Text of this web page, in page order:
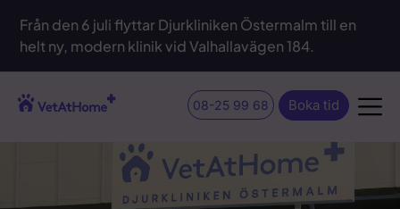
Från den 6 juli flyttar Djurkliniken Östermalm till en
helt ny, modern klinik vid Valhallavägen 184.
08-25 99 68 Boka tid